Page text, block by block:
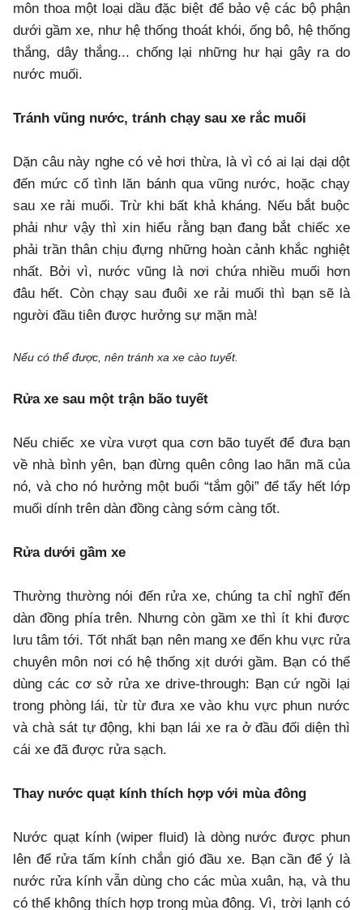
môn thoa một loại dầu đặc biệt để bảo vệ các bộ phận
dưới gầm xe, như hệ thống thoát khói, ống bô, hệ thống
thắng, dây thắng... chống lại những hư hại gây ra do
nước muối.
Tránh vũng nước, tránh chạy sau xe rắc muối
Dặn câu này nghe có vẻ hơi thừa, là vì có ai lại dại dột
đến mức cố tình lăn bánh qua vũng nước, hoặc chạy
sau xe rải muối. Trừ khi bất khả kháng. Nếu bắt buộc
phải như vậy thì xin hiểu rằng bạn đang bắt chiếc xe
phải trần thân chịu đựng những hoàn cảnh khắc nghiệt
nhất. Bởi vì, nước vũng là nơi chứa nhiều muối hơn
đâu hết. Còn chạy sau đuôi xe rải muối thì bạn sẽ là
người đầu tiên được hưởng sự mặn mà!
Nếu có thể được, nên tránh xa xe cào tuyết.
Rửa xe sau một trận bão tuyết
Nếu chiếc xe vừa vượt qua cơn bão tuyết để đưa bạn
về nhà bình yên, bạn đừng quên công lao hãn mã của
nó, và cho nó hưởng một buổi “tắm gội” để tẩy hết lớp
muối dính trên dàn đồng càng sớm càng tốt.
Rửa dưới gầm xe
Thường thường nói đến rửa xe, chúng ta chỉ nghĩ đến
dàn đồng phía trên. Nhưng còn gầm xe thì ít khi được
lưu tâm tới. Tốt nhất bạn nên mang xe đến khu vực rửa
chuyên môn nơi có hệ thống xịt dưới gầm. Bạn có thể
dùng các cơ sở rửa xe drive-through: Bạn cứ ngồi lại
trong phòng lái, từ từ đưa xe vào khu vực phun nước
và chà sát tự động, khi bạn lái xe ra ở đầu đối diện thì
cái xe đã được rửa sạch.
Thay nước quạt kính thích hợp với mùa đông
Nước quạt kính (wiper fluid) là dòng nước được phun
lên để rửa tấm kính chắn gió đầu xe. Bạn cần để ý là
nước rửa kính vẫn dùng cho các mùa xuân, hạ, và thu
có thể không thích hợp trong mùa đông. Vì, trời lạnh có